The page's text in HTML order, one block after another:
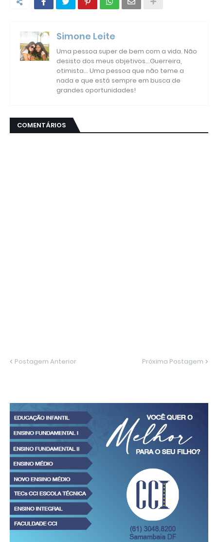
Simone Leite
Uma pessoa super de bem com a vida. Não
desisto dos meus objetivos...Guerreira,
otimista... Uma pessoa que não teme a
nada e que está sempre em busca de
grandes oportunidades!
COMENTÁRIOS
Postagem Anterior Próxima Postagem